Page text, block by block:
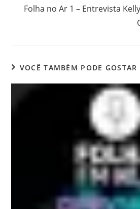
Folha no Ar 1 – Entrevista
VOCÊ TAMBÉM PODE GOSTAR